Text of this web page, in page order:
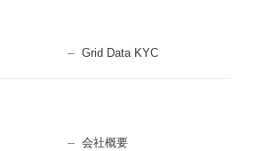
Grid Data KYC
会社概要